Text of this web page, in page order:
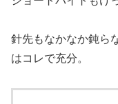
針先もなかなか鈍ら
はコレで充分。